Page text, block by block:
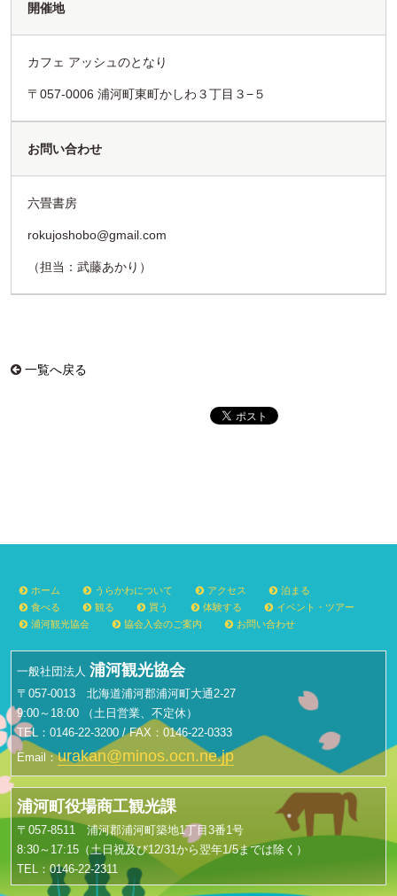
開催地
カフェ アッシュのとなり
〒057-0006 浦河町東町かしわ３丁目３−５
お問い合わせ
六畳書房
rokujoshobo@gmail.com
（担当：武藤あかり）
一覧へ戻る
ホーム うらかわについて アクセス
泊まる
食べる
観る 買う 体験する
イベント・ツアー
浦河観光協会
協会入会のご案内 お問い合わせ
一般社団法人 浦河観光協会
〒057-0013 北海道浦河郡浦河町大通2-27
9:00～18:00 （土日営業、不定休）
TEL：0146-22-3200 / FAX：0146-22-0333
Email：urakan@minos.ocn.ne.jp
浦河町役場商工観光課
〒057-8511 浦河郡浦河町築地1丁目3番1号
8:30～17:15（土日祝及び12/31から翌年1/5までは除く）
TEL：0146-22-2311